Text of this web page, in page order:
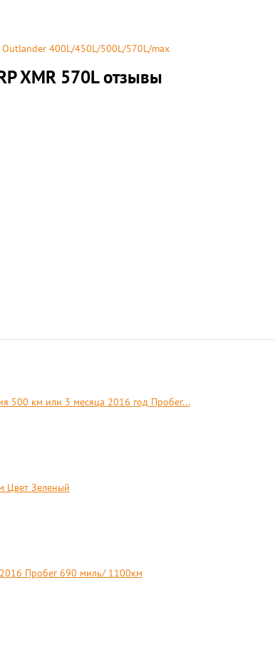
Outlander 400L/450L/500L/570L/max
XMR 570L отзывы
500 км или 3 месяца 2016 год Пробег...
Цвет Зеленый
Пробег 690 миль/ 1100км